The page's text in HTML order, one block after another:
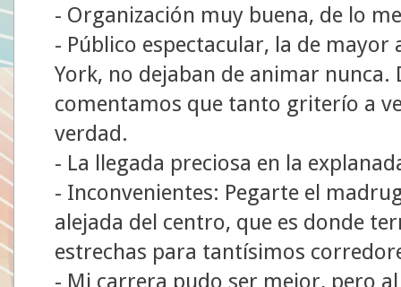
- Organización muy buena, de lo
- Público espectacular, la de
York, no dejaban de animar nunca.
comentamos que tanto griterío a
verdad.
- La llegada preciosa en la
- Inconvenientes: Pegarte el
alejada del centro, que es donde
estrechas para tantísimos
- Mi carrera pudo ser mejor, pero